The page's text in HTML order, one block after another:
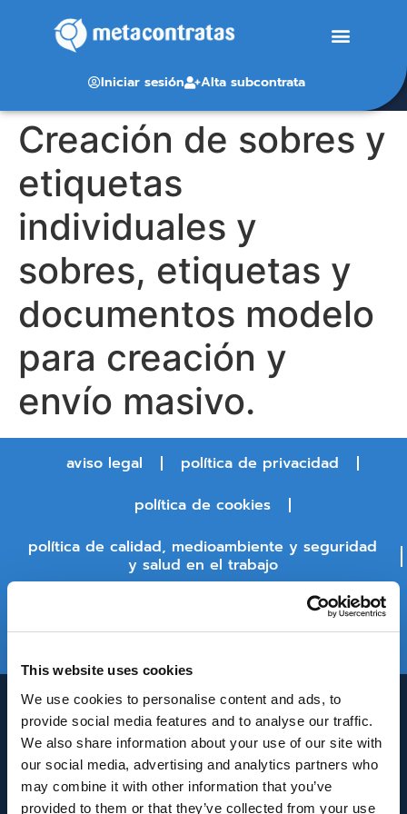
This website uses cookies
We use cookies to personalise content and ads, to
provide social media features and to analyse our traffic.
We also share information about your use of our site with
our social media, advertising and analytics partners who
may combine it with other information that you’ve
provided to them or that they’ve collected from your use
Iniciar sesión Alta subcontrata
Creación de sobres y
etiquetas
individuales y
sobres, etiquetas y
documentos modelo
para creación y
envío masivo.
aviso legal
política de privacidad
política de cookies
política de calidad, medioambiente y seguridad
y salud en el trabajo
política de seguridad de la información